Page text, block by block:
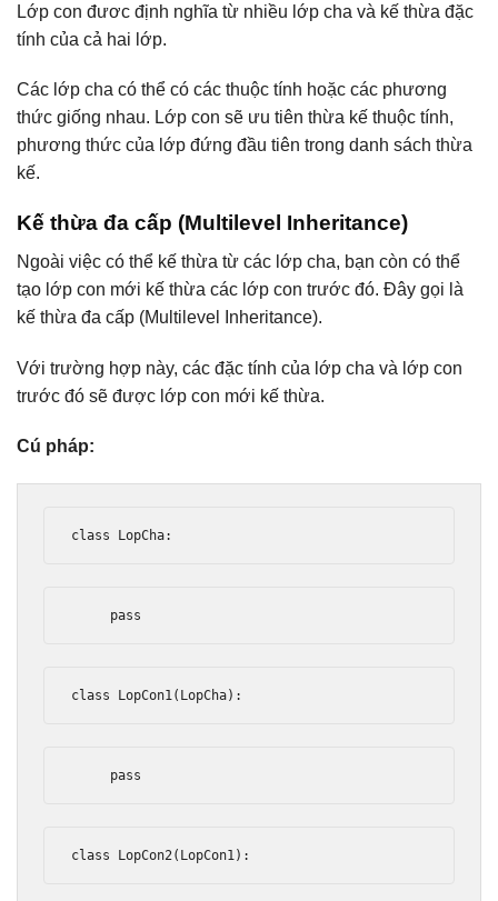
Lớp con đươc định nghĩa từ nhiều lớp cha và kế thừa đặc
tính của cả hai lớp.
Các lớp cha có thể có các thuộc tính hoặc các phương
thức giống nhau. Lớp con sẽ ưu tiên thừa kế thuộc tính,
phương thức của lớp đứng đầu tiên trong danh sách thừa
kế.
Kế thừa đa cấp (Multilevel Inheritance)
Ngoài việc có thể kế thừa từ các lớp cha, bạn còn có thể
tạo lớp con mới kế thừa các lớp con trước đó. Đây gọi là
kế thừa đa cấp (Multilevel Inheritance).
Với trường hợp này, các đặc tính của lớp cha và lớp con
trước đó sẽ được lớp con mới kế thừa.
Cú pháp:
class LopCha:
pass
class LopCon1( LopCha):
pass
class LopCon2( LopCon1):